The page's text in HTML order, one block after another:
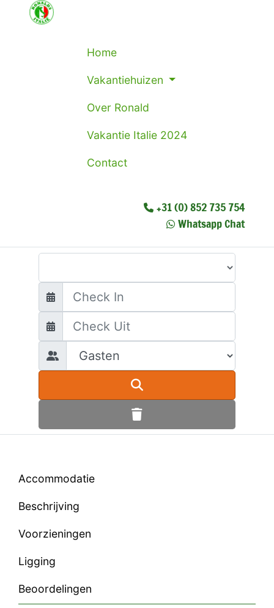
Home
Vakantiehuizen
Over Ronald
Vakantie Italie 2024
Contact
+31 (0) 852 735 754
Whatsapp Chat
Accommodatie
Beschrijving
Voorzieningen
Ligging
Beoordelingen